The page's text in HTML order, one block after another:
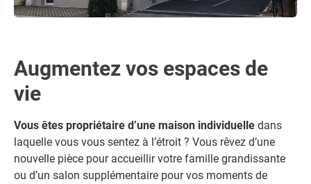
Augmentez vos espaces de
vie
Vous êtes propriétaire d’une maison individuelle dans
laquelle vous vous sentez à l’étroit ? Vous rêvez d’une
nouvelle pièce pour accueillir votre famille grandissante
ou d’un salon supplémentaire pour vos moments de